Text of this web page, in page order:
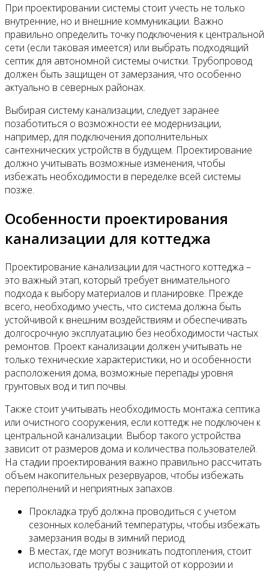
При проектировании системы стоит учесть не только
внутренние, но и внешние коммуникации. Важно
правильно определить точку подключения к центральной
сети (если таковая имеется) или выбрать подходящий
септик для автономной системы очистки. Трубопровод
должен быть защищен от замерзания, что особенно
актуально в северных районах.
Выбирая систему канализации, следует заранее
позаботиться о возможности ее модернизации,
например, для подключения дополнительных
сантехнических устройств в будущем. Проектирование
должно учитывать возможные изменения, чтобы
избежать необходимости в переделке всей системы
позже.
Особенности проектирования
канализации для коттеджа
Проектирование канализации для частного коттеджа –
это важный этап, который требует внимательного
подхода к выбору материалов и планировке. Прежде
всего, необходимо учесть, что система должна быть
устойчивой к внешним воздействиям и обеспечивать
долгосрочную эксплуатацию без необходимости частых
ремонтов. Проект канализации должен учитывать не
только технические характеристики, но и особенности
расположения дома, возможные перепады уровня
грунтовых вод и тип почвы.
Также стоит учитывать необходимость монтажа септика
или очистного сооружения, если коттедж не подключен к
центральной канализации. Выбор такого устройства
зависит от размеров дома и количества пользователей.
На стадии проектирования важно правильно рассчитать
объем накопительных резервуаров, чтобы избежать
переполнений и неприятных запахов.
Прокладка труб должна проводиться с учетом
сезонных колебаний температуры, чтобы избежать
замерзания воды в зимний период.
В местах, где могут возникать подтопления, стоит
использовать трубы с защитой от коррозии и